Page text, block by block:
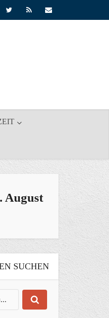
August
SUCHEN